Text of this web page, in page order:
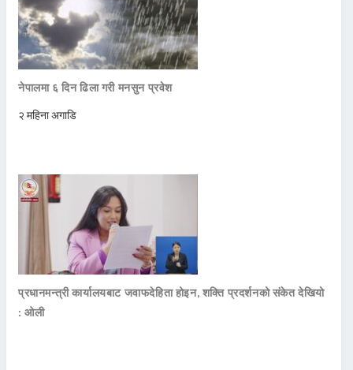
नेपालमा ६ दिन ढिला गरी मनसुन प्रवेश
२ महिना अगाडि
प्रधानमन्त्री कार्यालयबाट जवाफदेहिता होइन, शक्ति प्रदर्शनको संकेत देखियो
: ओली